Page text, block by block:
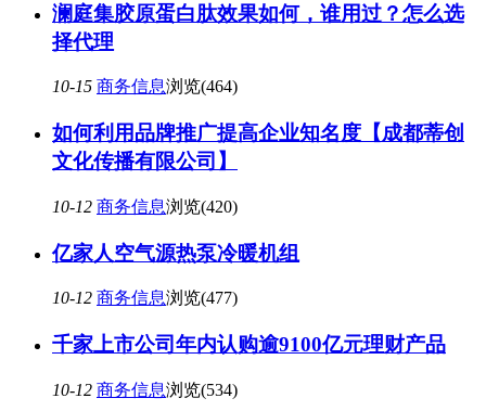
澜庭集胶原蛋白肽效果如何，谁用过？怎么选
择代理
10-15 商务信息浏览(464)
如何利用品牌推广提高企业知名度【成都蒂创
文化传播有限公司】
10-12 商务信息浏览(420)
亿家人空气源热泵冷暖机组
10-12 商务信息浏览(477)
千家上市公司年内认购逾9100亿元理财产品
10-12 商务信息浏览(534)